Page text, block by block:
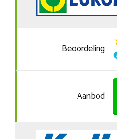
Beoordeling
Aanbod